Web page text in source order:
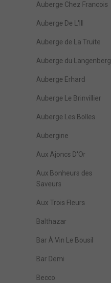
Auberge Chez Francois
Auberge De L'Ill
Auberge de La Truite
Auberge du Langenberg
Auberge Erhard
Auberge Le Brinvillier
Auberge Les Bolles
Aubergine
Aux Ajoncs D'Or
Aux Bonheurs des
Saveurs
Aux Trois Fleurs
Balthazar
Bar À Vin Le Bousil
Bar Demi
Becco